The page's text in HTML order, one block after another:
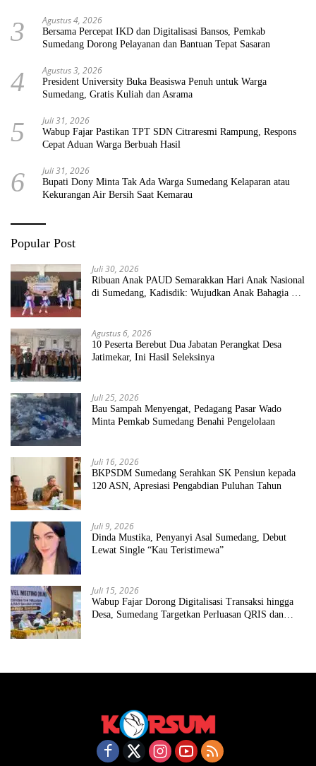
3 Agustus 4, 2026
Bersama Percepat IKD dan Digitalisasi Bansos, Pemkab
Sumedang Dorong Pelayanan dan Bantuan Tepat Sasaran
4 Agustus 3, 2026
President University Buka Beasiswa Penuh untuk Warga
Sumedang, Gratis Kuliah dan Asrama
5 Juli 31, 2026
Wabup Fajar Pastikan TPT SDN Citraresmi Rampung, Respons
Cepat Aduan Warga Berbuah Hasil
6 Juli 31, 2026
Bupati Dony Minta Tak Ada Warga Sumedang Kelaparan atau
Kekurangan Air Bersih Saat Kemarau
Popular Post
Juli 30, 2026
Ribuan Anak PAUD Semarakkan Hari Anak Nasional
di Sumedang, Kadisdik: Wujudkan Anak Bahagia dan
Agustus 6, 2026
10 Peserta Berebut Dua Jabatan Perangkat Desa
Jatimekar, Ini Hasil Seleksinya
Juli 25, 2026
Bau Sampah Menyengat, Pedagang Pasar Wado
Minta Pemkab Sumedang Benahi Pengelolaan
Juli 16, 2026
BKPSDM Sumedang Serahkan SK Pensiun kepada
120 ASN, Apresiasi Pengabdian Puluhan Tahun
Juli 9, 2026
Dinda Mustika, Penyanyi Asal Sumedang, Debut
Lewat Single “Kau Teristimewa”
Juli 15, 2026
Wabup Fajar Dorong Digitalisasi Transaksi hingga
Desa, Sumedang Targetkan Perluasan QRIS dan